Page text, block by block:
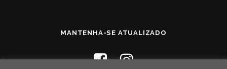
MANTENHA-SE ATUALIZADO